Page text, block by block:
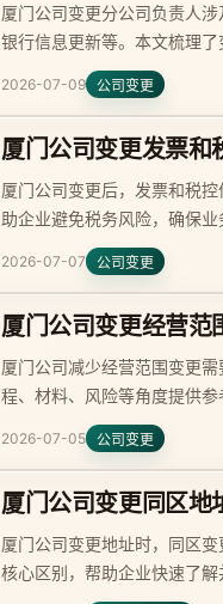
厦门公司变更分公司负责人
银行信息更新等。本文梳理了
2026-07-09 公司变更
厦门公司变更发票和
厦门公司变更后，发票和税
助企业避免税务风险，确保业
2026-07-07 公司变更
厦门公司变更经营范
厦门公司减少经营范围变更
程、材料、风险等角度提供参
2026-07-05 公司变更
厦门公司变更同区地
厦门公司变更地址时，同区
核心区别，帮助企业快速了解